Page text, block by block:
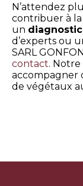
N’attendez
contribuer à
un
d’experts ou
SARL
contact.
accompagner
de végétaux